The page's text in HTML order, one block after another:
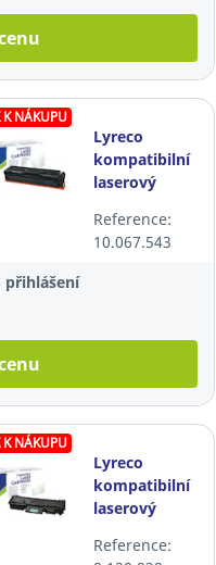
K NÁKUPU
Lyreco
kompatibilní
laserový
201X
(CF400X),
Reference:
10.067.543
přihlášení
K NÁKUPU
Lyreco
kompatibilní
laserový
Samsung
Reference: